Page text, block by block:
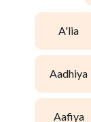
a'lia
aadhiya
aafiya